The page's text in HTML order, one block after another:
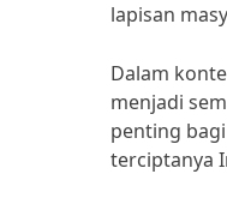
lapisan
Dalam
menjadi
penting
terciptanya